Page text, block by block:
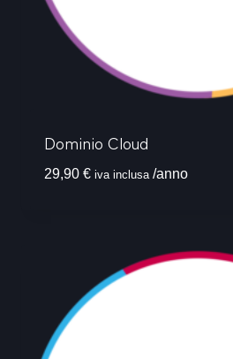
Dominio Cloud
29,90 € iva inclusa /anno